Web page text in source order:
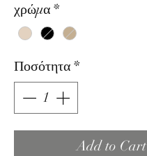
χρώμα *
Ποσότητα *
Add to Cart